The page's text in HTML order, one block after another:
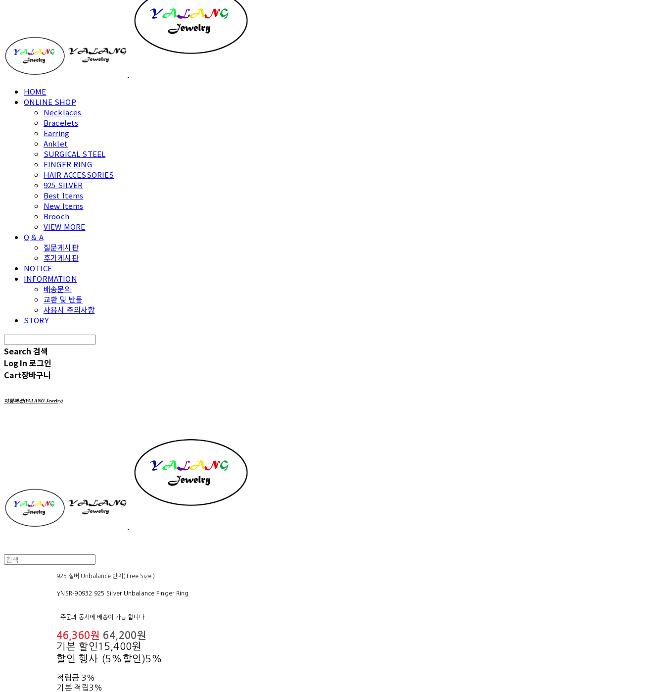
HOME
ONLINE SHOP
Necklaces
Bracelets
Earring
Anklet
SURGICAL STEEL
FINGER RING
HAIR ACCESSORIES
925 SILVER
Best Items
New Items
Brooch
VIEW MORE
Q & A
질문게시판
후기게시판
NOTICE
INFORMATION
배송문의
교환 및 반품
사용시 주의사항
STORY
Search 검색
Log In 로그인
Cart장바구니
야랑패션(YALANG Jewelry)
925 실버 Unbalance 반지( Free Size )
YNSR-90932 925 Silver Unbalance Finger Ring
- 주문과 동시에 배송이 가능 합니다. -
46,360원 64,200원
기본 할인 15,400원
할인 행사 (5%할인)5%
적립금 3%
기본 적립3%